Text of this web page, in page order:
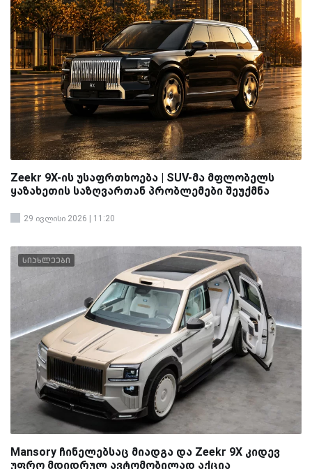
Zeekr 9X-ის უსაფრთხოება | SUV-მა მფლობელს
ყაზახეთის საზღვართან პრობლემები შეუქმნა
29 ივლისი 2026 | 11:20
სიახლეები
Mansory ჩინელებსაც მიადგა და Zeekr 9X კიდევ
უფრო მდიდრულ ავტომობილად აქცია